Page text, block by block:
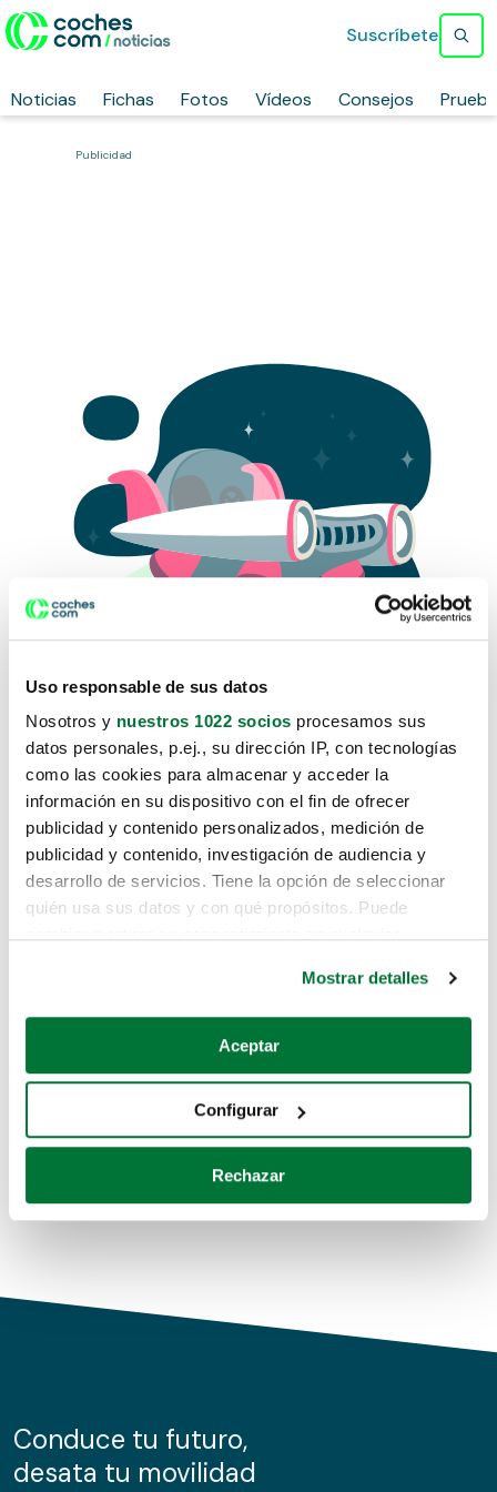
Uso responsable de sus datos
Nosotros y nuestros 1022 socios procesamos sus
datos personales, p.ej., su dirección IP, con tecnologías
como las cookies para almacenar y acceder la
información en su dispositivo con el fin de ofrecer
publicidad y contenido personalizados, medición de
publicidad y contenido, investigación de audiencia y
desarrollo de servicios. Tiene la opción de seleccionar
quién usa sus datos y con qué propósitos. Puede
Si lo permite, también quisiéramos:
Recopilar información sobre su ubicación geográfica
Identificar su dispositivo analizándolo activamente
para buscar características específicas (huellas
Obtenga más información sobre cómo se procesan sus
de cookies.
información sobre el uso que haga del sitio web con
nuestros partners de redes sociales, publicidad y análisis
Mostrar detalles
Aceptar
Configurar
Rechazar
Noticias Fichas Fotos Vídeos Consejos
Suscríbete
Publicidad
Lo sentimos, no sabemos como
te hemos traido hasta aquí.
Pero puedes encontrar el coche que estás
buscando en alguno de estos enlaces:
Coches de segunda mano
Coches de km0
Conduce tu futuro,
desata tu movilidad